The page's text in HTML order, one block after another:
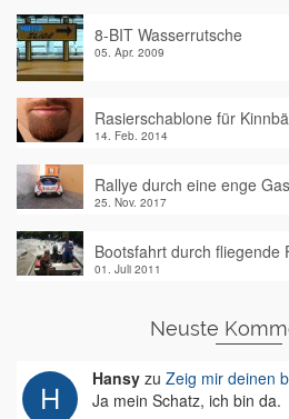
8-BIT Wasserrutsche
05. Apr. 2009
Rasierschablone für
14. Feb. 2014
Rallye durch eine enge
25. Nov. 2017
Bootsfahrt durch fliegende
01. Juli 2011
Neuste
Hansy zu Zeig mir deinen
Ja mein Schatz, ich bin da.